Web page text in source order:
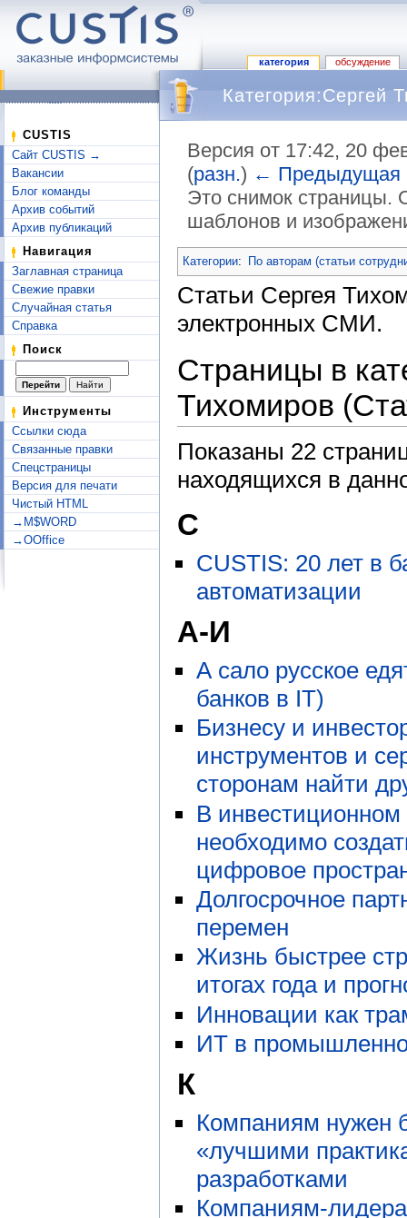
категория обсуждение
CUSTIS
Сайт CUSTIS →
Вакансии
Блог команды
Архив событий
Архив публикаций
Навигация
Заглавная страница
Свежие правки
Случайная статья
Справка
Поиск
Инструменты
Ссылки сюда
Связанные правки
Спецстраницы
Версия для печати
Чистый HTML
→M$WORD
→OOffice
Категория:Сергей
Версия от 17:42, 20
(разн.) ← Предыдущая
Это снимок страницы.
шаблонов и
Категории: По авторам (статьи
Статьи Сергея
электронных СМИ.
Страницы в
Тихомиров
Показаны 22
находящихся в
C
CUSTIS: 20 лет в
автоматизации
А-И
А сало русское
банков в IT)
Бизнесу и
инструментов и
сторонам найти
В
необходимо
цифровое
Долгосрочное
перемен
Жизнь быстрее
итогах года и
Инновации как
ИТ в
К
Компаниям нужен
«лучшими
разработками
Компаниям-